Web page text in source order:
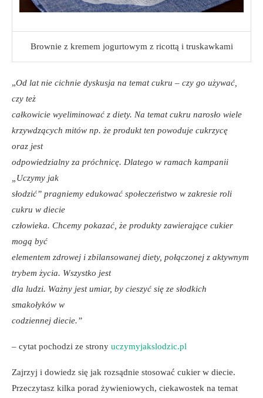
Brownie z kremem jogurtowym z ricottą i truskawkami
„Od lat nie cichnie dyskusja na temat cukru – czy go używać,
czy też
całkowicie wyeliminować z diety. Na temat cukru narosło wiele
krzywdzących mitów np. że produkt ten powoduje cukrzycę
oraz jest
odpowiedzialny za próchnicę. Dlatego w ramach kampanii
„Uczymy jak
słodzić” pragniemy edukować społeczeństwo w zakresie roli
cukru w diecie
człowieka. Chcemy pokazać, że produkty zawierające cukier
mogą być
elementem zdrowej i zbilansowanej diety, połączonej z aktywnym
trybem życia. Wszystko jest
dla ludzi. Ważny jest umiar, by cieszyć się ze słodkich
smakołyków w
codziennej diecie.”
– cytat pochodzi ze strony uczymyjakslodzic.pl
Zajrzyj i dowiedz się jak rozsądnie stosować cukier w diecie.
Przeczytasz kilka porad żywieniowych, ciekawostek na temat